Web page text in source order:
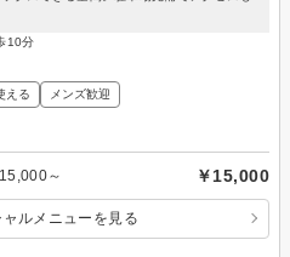
10分
える メンズ歓迎
～ ￥15,000
ルメニューを見る